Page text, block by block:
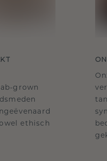
grown
ethisch